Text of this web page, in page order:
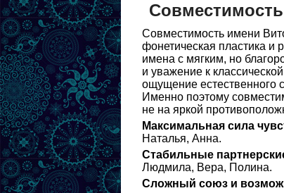
Совместимость имени
фонетическая пластика и
имена с мягким, но
и уважение к
ощущение естественного
Именно поэтому
не на яркой
Максимальная сила
Наталья, Анна.
Стабильные
Людмила, Вера, Полина.
Сложный союз и